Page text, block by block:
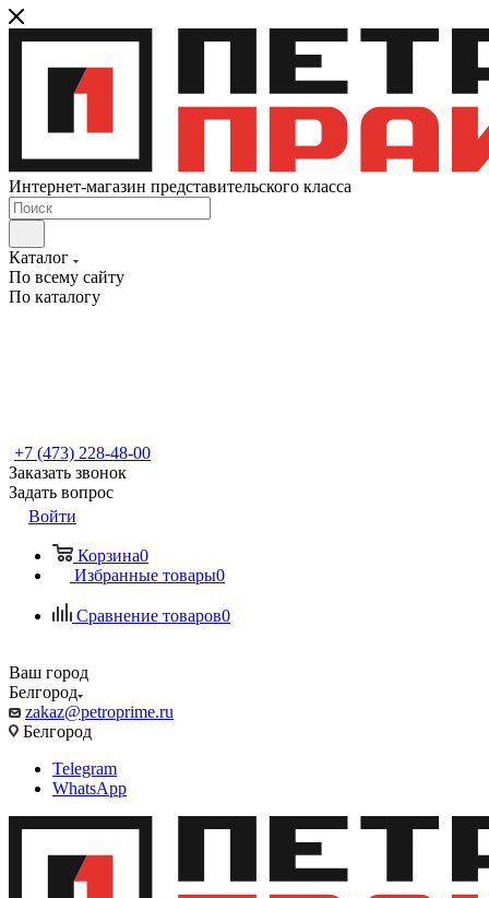
Интернет-магазин представительского класса
Каталог
По всему сайту
По каталогу
+7 (473) 228-48-00
Заказать звонок
Задать вопрос
Войти
Корзина0
Избранные товары0
Сравнение товаров0
Ваш город
Белгород
zakaz@petroprime.ru
Белгород
Telegram
WhatsApp